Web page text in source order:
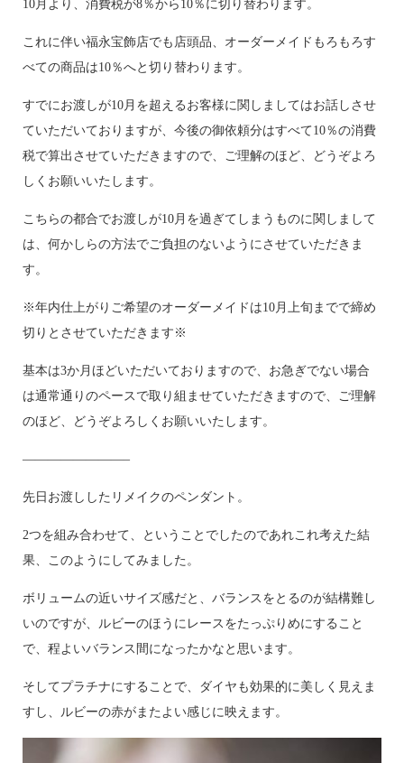
10月より、消費税が8％から10％に切り替わります。
これに伴い福永宝飾店でも店頭品、オーダーメイドもろもろす
べての商品は10％へと切り替わります。
すでにお渡しが10月を超えるお客様に関しましてはお話しさせ
ていただいておりますが、今後の御依頼分はすべて10％の消費
税で算出させていただきますので、ご理解のほど、どうぞよろ
しくお願いいたします。
こちらの都合でお渡しが10月を過ぎてしまうものに関しまして
は、何かしらの方法でご負担のないようにさせていただきま
す。
※年内仕上がりご希望のオーダーメイドは10月上旬までで締め
切りとさせていただきます※
基本は3か月ほどいただいておりますので、お急ぎでない場合
は通常通りのペースで取り組ませていただきますので、ご理解
のほど、どうぞよろしくお願いいたします。
————————–
先日お渡ししたリメイクのペンダント。
2つを組み合わせて、ということでしたのであれこれ考えた結
果、このようにしてみました。
ボリュームの近いサイズ感だと、バランスをとるのが結構難し
いのですが、ルビーのほうにレースをたっぷりめにすること
で、程よいバランス間になったかなと思います。
そしてプラチナにすることで、ダイヤも効果的に美しく見えま
すし、ルビーの赤がまたよい感じに映えます。